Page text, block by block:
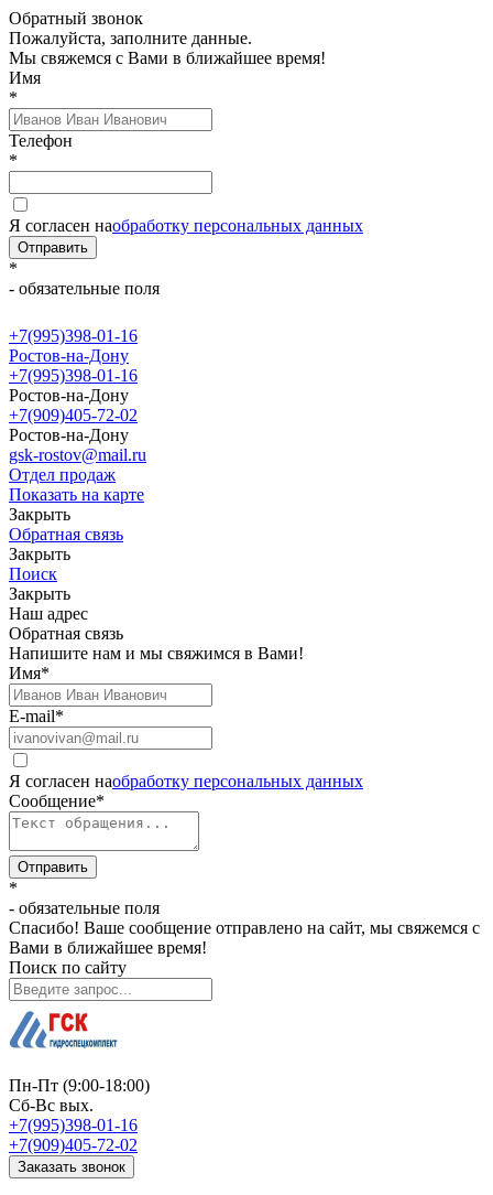
Обратный звонок
Пожалуйста, заполните данные.
Мы свяжемся с Вами в ближайшее время!
Имя
*
Телефон
*
Я согласен наобработку персональных данных
Отправить
*
- обязательные поля
+7(995)398-01-16
Ростов-на-Дону
+7(995)398-01-16
Ростов-на-Дону
+7(909)405-72-02
Ростов-на-Дону
gsk-rostov@mail.ru
Отдел продаж
Показать на карте
Закрыть
Обратная связь
Закрыть
Поиск
Закрыть
Наш адрес
Обратная связь
Напишите нам и мы свяжимся в Вами!
Имя*
E-mail*
Я согласен наобработку персональных данных
Сообщение*
Отправить
*
- обязательные поля
Спасибо! Ваше сообщение отправлено на сайт, мы свяжемся с
Вами в ближайшее время!
Поиск по сайту
Пн-Пт (9:00-18:00)
Сб-Вс вых.
+7(995)398-01-16
+7(909)405-72-02
Заказать звонок